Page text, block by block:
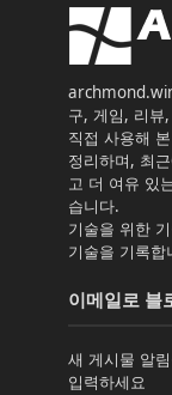
구, 게임, 리뷰
직접 사용해
정리하며, 최
고 더 여유 있
습니다.
기술을 위한
기술을 기록합
이메일로 블
새 게시물 알
입력하세요